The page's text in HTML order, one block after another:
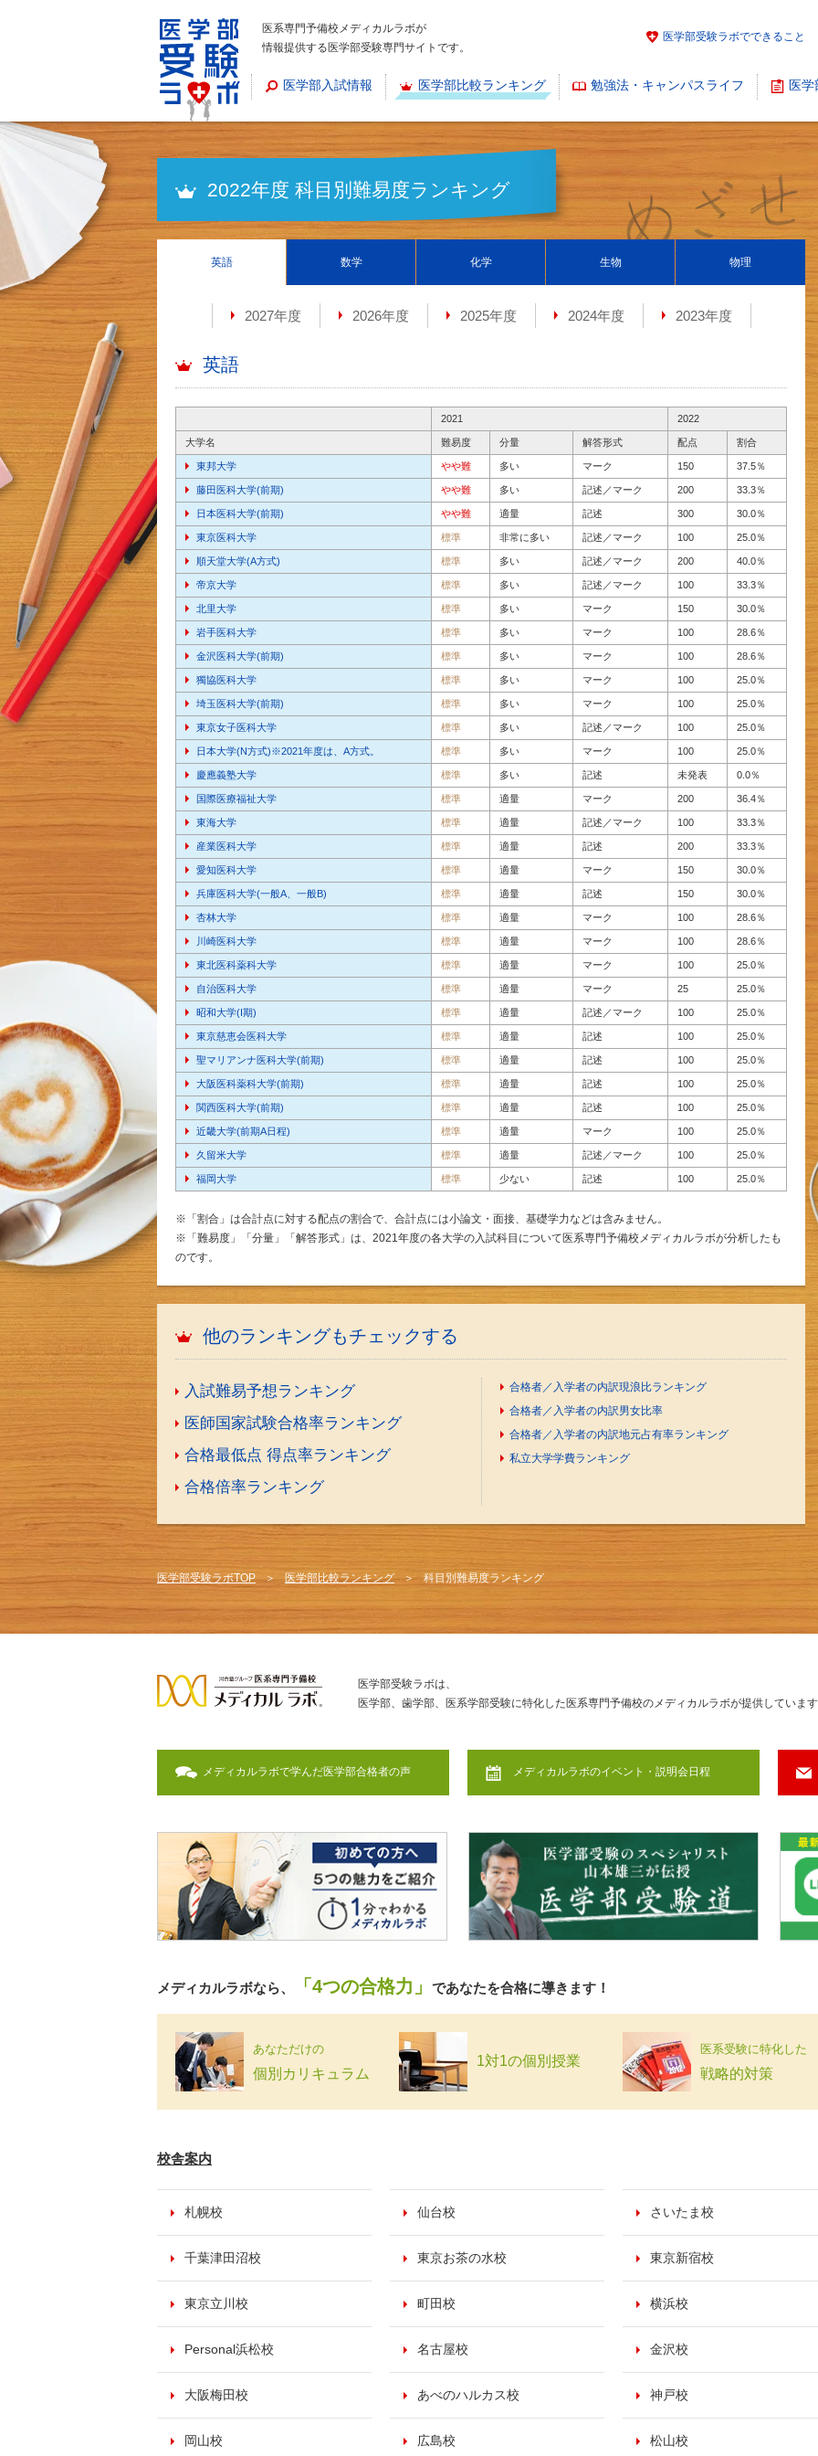
医系専門予備校メディカルラボが
情報提供する医学部受験専門サイトです。
医学部受験ラボでできること
医学部入試情報 医学部比較ランキング 勉強法・キャンパスライフ 医学
2022年度 科目別難易度ランキング
英語 数学 化学 生物 物理
2027年度 2026年度 2025年度 2024年度 2023年度
英語
2021 2022
大学名 難易度 分量 解答形式 配点 割合
東邦大学 やや難 多い マーク 150 37.5％
藤田医科大学(前期) やや難 多い 記述／マーク 200 33.3％
日本医科大学(前期) やや難 適量 記述 300 30.0％
東京医科大学 標準 非常に多い 記述／マーク 100 25.0％
順天堂大学(A方式) 標準 多い 記述／マーク 200 40.0％
帝京大学 標準 多い 記述／マーク 100 33.3％
北里大学 標準 多い マーク 150 30.0％
岩手医科大学 標準 多い マーク 100 28.6％
金沢医科大学(前期) 標準 多い マーク 100 28.6％
獨協医科大学 標準 多い マーク 100 25.0％
埼玉医科大学(前期) 標準 多い マーク 100 25.0％
東京女子医科大学 標準 多い 記述／マーク 100 25.0％
日本大学(N方式)※2021年度は、A方式。 標準 多い マーク 100 25.0％
慶應義塾大学 標準 多い 記述 未発表 0.0％
国際医療福祉大学 標準 適量 マーク 200 36.4％
東海大学 標準 適量 記述／マーク 100 33.3％
産業医科大学 標準 適量 記述 200 33.3％
愛知医科大学 標準 適量 マーク 150 30.0％
兵庫医科大学(一般A、一般B) 標準 適量 記述 150 30.0％
杏林大学 標準 適量 マーク 100 28.6％
川崎医科大学 標準 適量 マーク 100 28.6％
東北医科薬科大学 標準 適量 マーク 100 25.0％
自治医科大学 標準 適量 マーク 25 25.0％
昭和大学(I期) 標準 適量 記述／マーク 100 25.0％
東京慈恵会医科大学 標準 適量 記述 100 25.0％
聖マリアンナ医科大学(前期) 標準 適量 記述 100 25.0％
大阪医科薬科大学(前期) 標準 適量 記述 100 25.0％
関西医科大学(前期) 標準 適量 記述 100 25.0％
近畿大学(前期A日程) 標準 適量 マーク 100 25.0％
久留米大学 標準 適量 記述／マーク 100 25.0％
福岡大学 標準 少ない 記述 100 25.0％
※「割合」は合計点に対する配点の割合で、合計点には小論文・面接、基礎学力などは含みません。
※「難易度」「分量」「解答形式」は、2021年度の各大学の入試科目について医系専門予備校メディカルラボが分析したも
のです。
他のランキングもチェックする
入試難易予想ランキング
医師国家試験合格率ランキング
合格最低点 得点率ランキング
合格倍率ランキング
合格者／入学者の内訳現浪比ランキング
合格者／入学者の内訳男女比率
合格者／入学者の内訳地元占有率ランキング
私立大学学費ランキング
医学部受験ラボTOP 医学部比較ランキング 科目別難易度ランキング
医学部受験ラボは、
医学部、歯学部、医系学部受験に特化した医系専門予備校のメディカルラボが提供していま
メディカルラボで学んだ医学部合格者の声 メディカルラボのイベント・説明会日程
メディカルラボなら、 「4つの合格力」 であなたを合格に導きます！
あなただけの
個別カリキュラム
1対1の個別授業
医系受験に特化した
戦略的対策
校舎案内
札幌校 仙台校 さいたま校
千葉津田沼校 東京お茶の水校 東京新宿校
東京立川校 町田校 横浜校
Personal浜松校 名古屋校 金沢校
大阪梅田校 あべのハルカス校 神戸校
岡山校 広島校 松山校